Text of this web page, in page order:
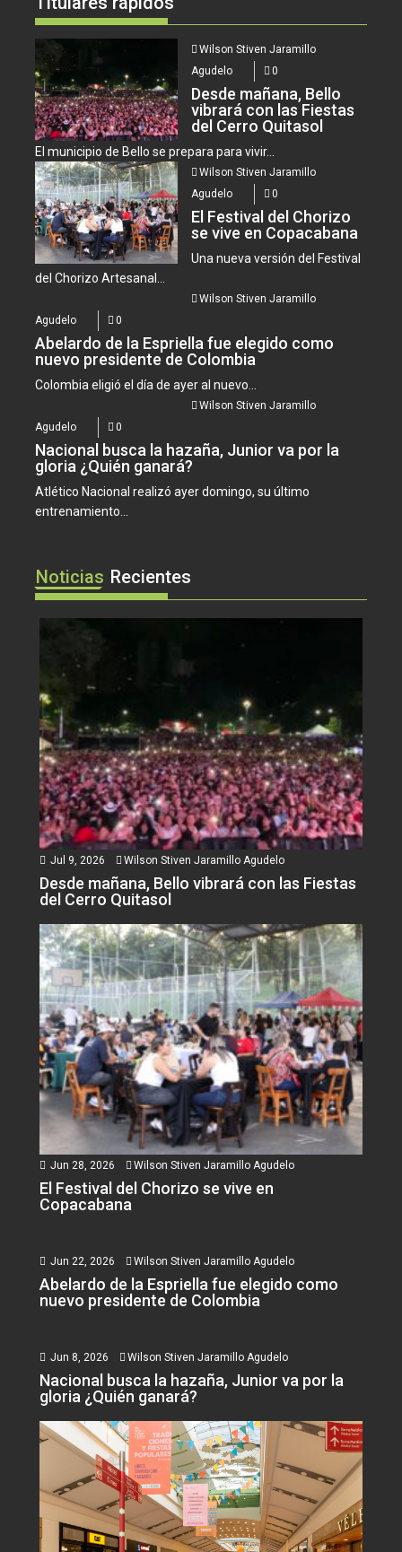
Wilson Stiven Jaramillo
Agudelo
0
Desde mañana, Bello
vibrará con las Fiestas
del Cerro Quitasol
El municipio de Bello se prepara para vivir...
Wilson Stiven Jaramillo
Agudelo
0
El Festival del Chorizo
se vive en Copacabana
Una nueva versión del Festival
del Chorizo Artesanal...
Wilson Stiven Jaramillo
Agudelo
0
Abelardo de la Espriella fue elegido como
nuevo presidente de Colombia
Colombia eligió el día de ayer al nuevo...
Wilson Stiven Jaramillo
Agudelo
0
Nacional busca la hazaña, Junior va por la
gloria ¿Quién ganará?
Atlético Nacional realizó ayer domingo, su último
entrenamiento...
Noticias Recientes
Jul 9, 2026 Wilson Stiven Jaramillo Agudelo
Desde mañana, Bello vibrará con las Fiestas
del Cerro Quitasol
Jun 28, 2026 Wilson Stiven Jaramillo Agudelo
El Festival del Chorizo se vive en
Copacabana
Jun 22, 2026 Wilson Stiven Jaramillo Agudelo
Abelardo de la Espriella fue elegido como
nuevo presidente de Colombia
Jun 8, 2026 Wilson Stiven Jaramillo Agudelo
Nacional busca la hazaña, Junior va por la
gloria ¿Quién ganará?